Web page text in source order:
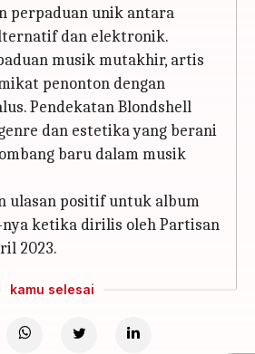
perpaduan unik antara
dan elektronik.
musik mutakhir, artis
penonton dengan
Pendekatan Blondshell
dan estetika yang berani
baru dalam musik
ulasan positif untuk album
ketika dirilis oleh Partisan
2023.
kamu selesai